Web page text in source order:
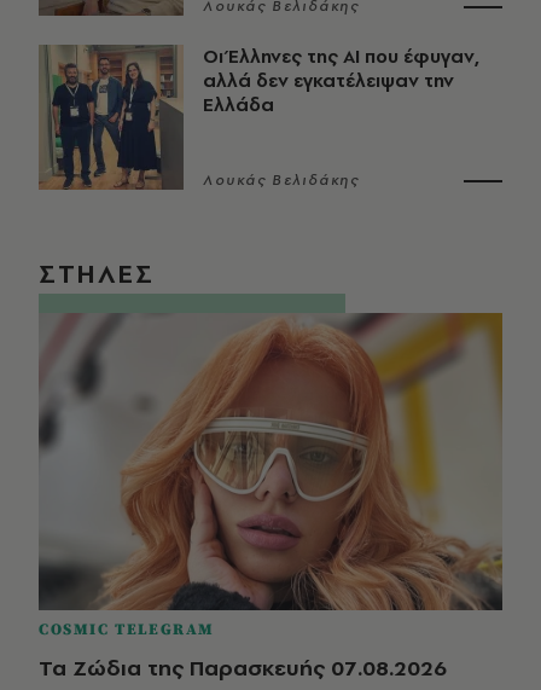
Λουκάς Βελιδάκης
Οι Έλληνες της ΑΙ που έφυγαν,
αλλά δεν εγκατέλειψαν την
Ελλάδα
Λουκάς Βελιδάκης
ΣΤΗΛΕΣ
COSMIC TELEGRAM
Τα Ζώδια της Παρασκευής 07.08.2026